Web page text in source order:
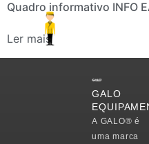
Quadro informativo INFO
Ler mais
GALO
A GALO® é
uma marca